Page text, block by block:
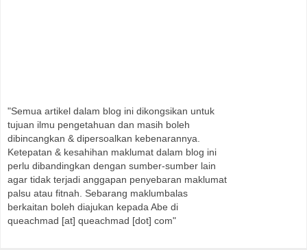
"Semua artikel dalam blog ini dikongsikan untuk
tujuan ilmu pengetahuan dan masih boleh
dibincangkan & dipersoalkan kebenarannya.
Ketepatan & kesahihan maklumat dalam blog ini
perlu dibandingkan dengan sumber-sumber lain
agar tidak terjadi anggapan penyebaran maklumat
palsu atau fitnah. Sebarang maklumbalas
berkaitan boleh diajukan kepada Abe di
queachmad [at] queachmad [dot] com"